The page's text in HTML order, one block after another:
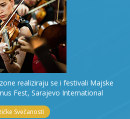
realiziraju se i festivali Majske
Fest, Sarajevo International
Svečanosti